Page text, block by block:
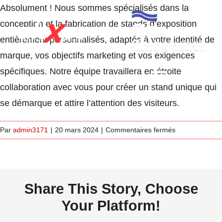
Passer
au
contenu
Toggle
Portfolio
Absolument ! Nous sommes spécialisés dans la
conception et la fabrication de stands d’exposition
entièrement personnalisés, adaptés à votre identité de
marque, vos objectifs marketing et vos exigences
spécifiques. Notre équipe travaillera en étroite
collaboration avec vous pour créer un stand unique qui
se démarque et attire l’attention des visiteurs.
Par admin3171 | 20 mars 2024 | Commentaires ferméssur
Pouvons-
stand
Share This Story, Choose
Your Platform!